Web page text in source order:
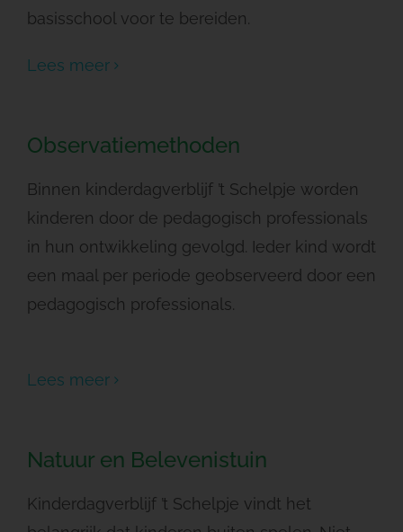
basisschool voor te bereiden.
Lees meer
Observatiemethoden
Binnen kinderdagverblijf ’t Schelpje worden
kinderen door de pedagogisch professionals
in hun ontwikkeling gevolgd. Ieder kind wordt
een maal per periode geobserveerd door een
pedagogisch professionals.
Lees meer
Natuur en Belevenistuin
Kinderdagverblijf ’t Schelpje vindt het